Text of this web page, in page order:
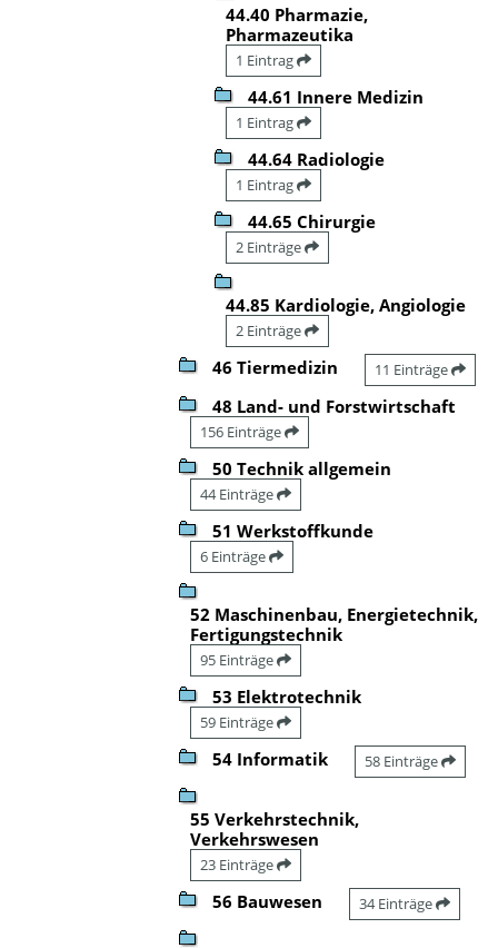
44.40 Pharmazie,
Pharmazeutika
1 Eintrag
44.61 Innere Medizin
1 Eintrag
44.64 Radiologie
1 Eintrag
44.65 Chirurgie
2 Einträge
44.85 Kardiologie, Angiologie
2 Einträge
46 Tiermedizin 11 Einträge
48 Land- und Forstwirtschaft
156 Einträge
50 Technik allgemein
44 Einträge
51 Werkstoffkunde
6 Einträge
52 Maschinenbau, Energietechnik,
Fertigungstechnik
95 Einträge
53 Elektrotechnik
59 Einträge
54 Informatik 58 Einträge
55 Verkehrstechnik,
Verkehrswesen
23 Einträge
56 Bauwesen 34 Einträge